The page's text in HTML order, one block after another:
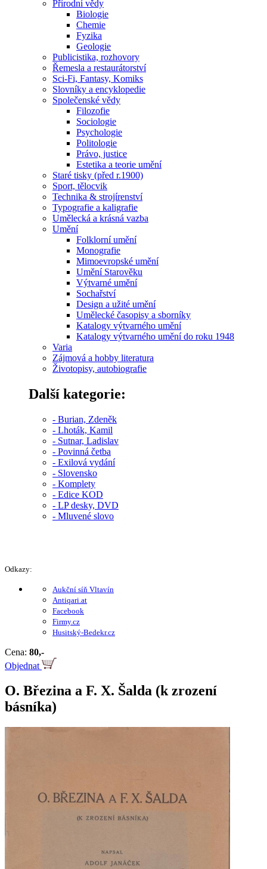
Přírodní vědy
Biologie
Chemie
Fyzika
Geologie
Publicistika, rozhovory
Řemesla a restaurátorství
Sci-Fi, Fantasy, Komiks
Slovníky a encyklopedie
Společenské vědy
Filozofie
Sociologie
Psychologie
Politologie
Právo, justice
Estetika a teorie umění
Staré tisky (před r.1900)
Sport, tělocvik
Technika & strojírenství
Typografie a kaligrafie
Umělecká a krásná vazba
Umění
Folklorní umění
Monografie
Mimoevropské umění
Umění Starověku
Výtvarné umění
Sochařství
Design a užité umění
Umělecké časopisy a sborníky
Katalogy výtvarného umění
Katalogy výtvarného umění do roku 1948
Varia
Zájmová a hobby literatura
Životopisy, autobiografie
Další kategorie:
- Burian, Zdeněk
- Lhoták, Kamil
- Sutnar, Ladislav
- Povinná četba
- Exilová vydání
- Slovensko
- Komplety
- Edice KOD
- LP desky, DVD
- Mluvené slovo
Odkazy:
Aukční síň Vltavín
Antiqari.at
Facebook
Firmy.cz
Husitský-Bedekr.cz
Cena: 80,-
Objednat
O. Březina a F. X. Šalda (k zrození
básníka)